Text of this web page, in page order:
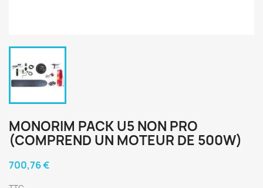
MONORIM PACK U5 NON PRO
(COMPREND UN MOTEUR DE 500W)
700,76 €